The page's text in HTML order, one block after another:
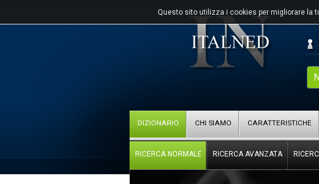
Questo sito utilizza i cookies per migliorare la
DIZIONARIO CHI SIAMO CARATTERISTICHE
RICERCA NORMALE RICERCA AVANZATA